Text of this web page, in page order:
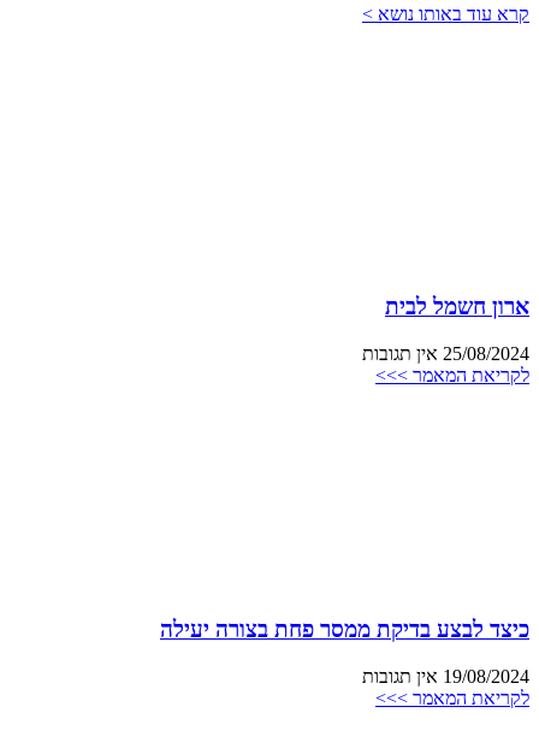
קרא עוד באותו נושא >
ארון חשמל לבית
25/08/2024 אין תגובות
לקריאת המאמר >>>
כיצד לבצע בדיקת ממסר פחת בצורה יעילה
19/08/2024 אין תגובות
לקריאת המאמר >>>